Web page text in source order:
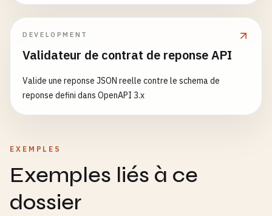
DEVELOPMENT
Validateur de contrat de reponse API
Valide une reponse JSON reelle contre le schema de
reponse defini dans OpenAPI 3.x
EXEMPLES
Exemples liés à ce
dossier